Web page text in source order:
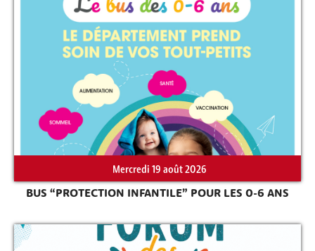
Mercredi 19 août 2026
BUS “PROTECTION INFANTILE” POUR LES 0-6 ANS